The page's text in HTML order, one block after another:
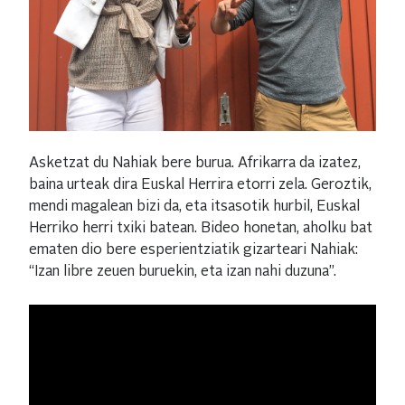
Asketzat du Nahiak bere burua. Afrikarra da izatez,
baina urteak dira Euskal Herrira etorri zela. Geroztik,
mendi magalean bizi da, eta itsasotik hurbil, Euskal
Herriko herri txiki batean. Bideo honetan, aholku bat
ematen dio bere esperientziatik gizarteari Nahiak:
“Izan libre zeuen buruekin, eta izan nahi duzuna”.